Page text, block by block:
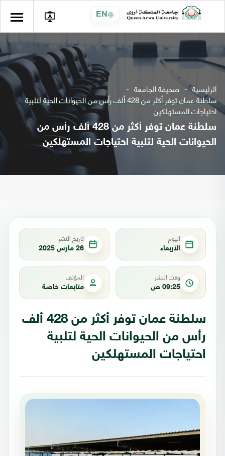
EN
الرئيسية صحيفة الجامعة
سلطنة عمان توفر أكثر من 428 ألف رأس من الحيوانات الحية لتلبية
احتياجات المستهلكين
سلطنة عمان توفر أكثر من 428 ألف رأس من
الحيوانات الحية لتلبية احتياجات المستهلكين
اليوم
الأربعاء
تاريخ النشر
26 مارس 2025
وقت النشر
09:25 ص
المؤلف
متابعات خاصة
سلطنة عمان توفر أكثر من 428 ألف
رأس من الحيوانات الحية لتلبية
احتياجات المستهلكين